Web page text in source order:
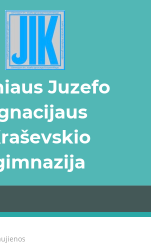
Juzefo